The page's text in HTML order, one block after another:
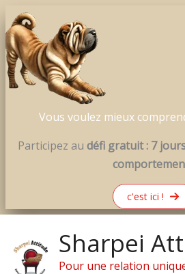
Vous voulez mieux
Participez au défi gratuit : 7
c'est ici !
contenu
Sharpei
Pour une relation